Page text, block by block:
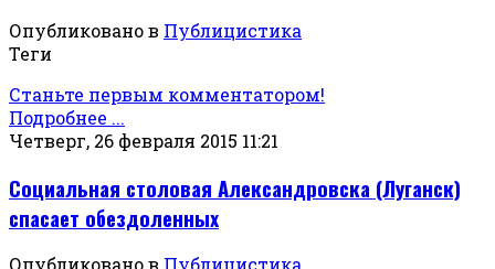
Опубликовано в Публицистика
Теги
Станьте первым комментатором!
Подробнее ...
Четверг, 26 февраля 2015 11:21
Социальная столовая Александровска (Луганск)
спасает обездоленных